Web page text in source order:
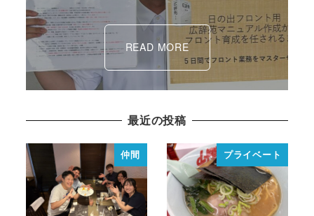
READ MORE
最近の投稿
仲間 プライベート